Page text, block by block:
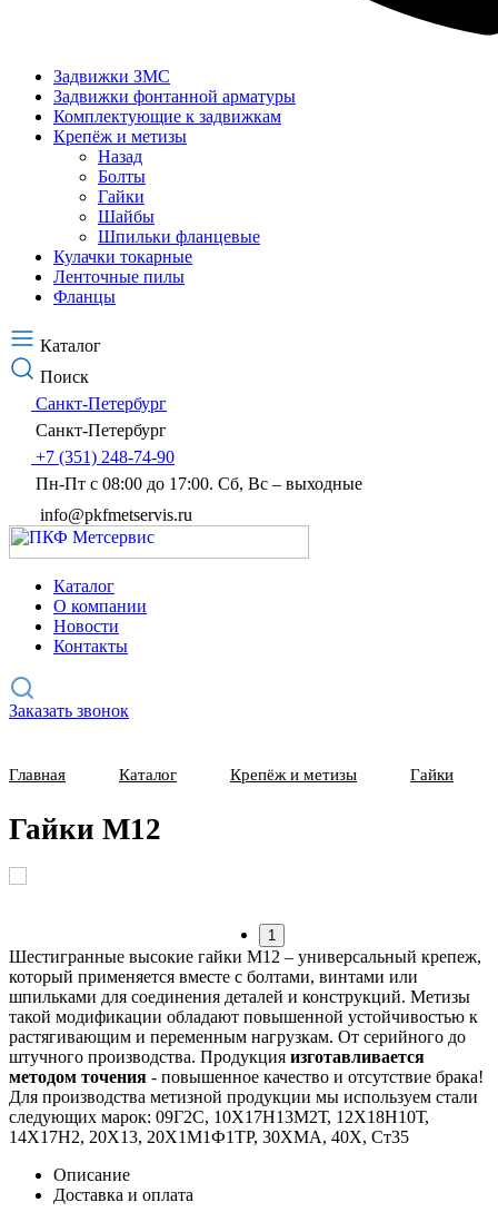
Задвижки ЗМС
Задвижки фонтанной арматуры
Комплектующие к задвижкам
Крепёж и метизы
Назад
Болты
Гайки
Шайбы
Шпильки фланцевые
Кулачки токарные
Ленточные пилы
Фланцы
Каталог
Поиск
Санкт-Петербург
Санкт-Петербург
+7 (351) 248-74-90
Пн-Пт с 08:00 до 17:00. Сб, Вс – выходные
info@pkfmetservis.ru
Каталог
О компании
Новости
Контакты
Заказать звонок
Главная Каталог Крепёж и метизы Гайки
Гайки М12
1
Шестигранные высокие гайки М12 – универсальный крепеж,
который применяется вместе с болтами, винтами или
шпильками для соединения деталей и конструкций. Метизы
такой модификации обладают повышенной устойчивостью к
растягивающим и переменным нагрузкам. От серийного до
штучного производства. Продукция изготавливается
методом точения - повышенное качество и отсутствие брака!
Для производства метизной продукции мы используем стали
следующих марок: 09Г2С, 10Х17Н13М2Т, 12Х18Н10Т,
14Х17Н2, 20Х13, 20Х1М1Ф1ТР, 30ХМА, 40Х, Ст35
Описание
Доставка и оплата